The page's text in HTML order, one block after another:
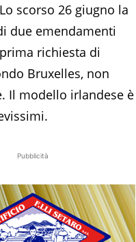
scorso 26 giugno la
due emendamenti
richiesta di
Bruxelles, non
Il modello irlandese è
Pubblicità